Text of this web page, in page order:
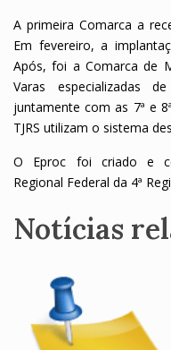
A primeira Comarca a
Em fevereiro, a
Após, foi a Comarca de
Varas especializadas
juntamente com as 7ª e
TJRS utilizam o sistema
O Eproc foi criado e
Regional Federal da 4ª
Notícias